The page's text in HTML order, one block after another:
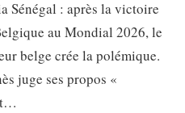
Sénégal : après la victoire
au Mondial 2026, le
belge crée la polémique.
juge ses propos «